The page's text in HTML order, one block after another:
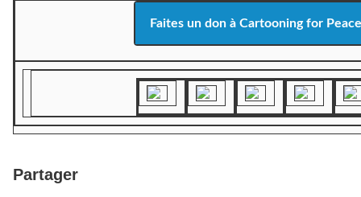
Faites un don à Cartooning for Peace
Partager